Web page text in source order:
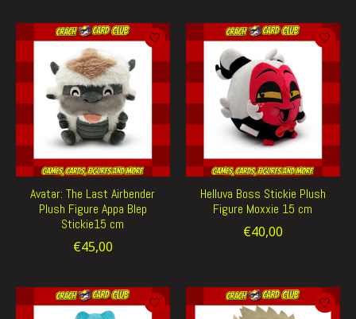
Avatar: The Last Airbender
Plush Figure Appa Blep
Stickie15 cm
€45,00
Helluva Boss Stickie Plush
Figure Moxxie 15 cm
€40,00